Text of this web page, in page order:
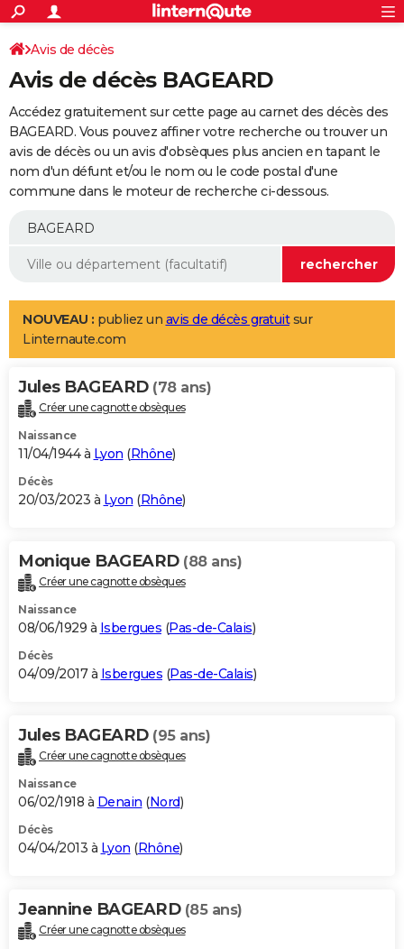
ACTUALITÉS
Politique
Société
Faits Divers
Education
Monde
Villes
+
SPORT
Coupe du monde 2026
Football
Tennis
Cyclisme
Rugby
Forum
Programme TV
TNT
Streaming
Cinéma
Sorties cinéma
Musique
+
FINANCE
Retraite
Epargne
Immobilier
Risques naturels par ville
Banque
Assurance
AUTO
Essais
Réserver un essai
Citadines
Berlines
SUV
Forum auto
+
Mobiles
Meilleur smartphone
Internet
Ordinateurs
Jeux vidéo
Guide high-tech
Aménagement intérieur
LIFESTYLE
Art de vivre
Bien-être
Loisirs
Mode
Modes de vie
Alimentation
Guide de la santé
Maladies
Médicaments
Sommeil
VOYAGE
Destinations
City break
Voyage nature
Voyage de noces
Forum
Climat
+PHOTO
GUIDES D'ACHAT
BONS PLANS
Carte de Noël
Carte Bonne année
Carte Saint-Valentin
Carte Pâques
Carte d'anniversaire
DICTIONNAIRE
Dictionnaire
Biographies
Citations
Expressions
Proverbes
PROGRAMME TV
S'inscrire
Se connecter
Lycées
Collèges
Primaires
Universités
Entreprises
Service militaire
Avis de recherche
AVIS DE DÉCÈS
Bricolage
Lifestyle
Culture
Sport
Auto
Television
Voyage
Cinema
Avis de décès
Avis de décès BAGEARD
Accédez gratuitement sur cette page au carnet des décès des
BAGEARD. Vous pouvez affiner votre recherche ou trouver un
avis de décès ou un avis d'obsèques plus ancien en tapant le
nom d'un défunt et/ou le nom ou le code postal d'une
commune dans le moteur de recherche ci-dessous.
NOUVEAU : publiez un avis de décès gratuitsur
Linternaute.com
Jules BAGEARD (78 ans)
Créer une cagnotte obsèques
Naissance
11/04/1944 à Lyon (Rhône)
Décès
20/03/2023 à Lyon (Rhône)
Monique BAGEARD (88 ans)
Créer une cagnotte obsèques
Naissance
08/06/1929 à Isbergues (Pas-de-Calais)
Décès
04/09/2017 à Isbergues (Pas-de-Calais)
Jules BAGEARD (95 ans)
Créer une cagnotte obsèques
Naissance
06/02/1918 à Denain (Nord)
Décès
04/04/2013 à Lyon (Rhône)
Jeannine BAGEARD (85 ans)
Créer une cagnotte obsèques